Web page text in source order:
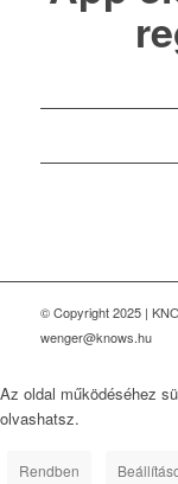
© Copyright 2025 |
wenger@knows.hu
Az oldal működéséhez
olvashatsz.
Rendben